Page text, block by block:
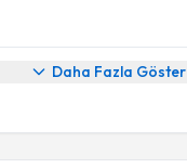
Daha Fazla Göster